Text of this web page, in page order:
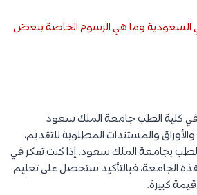
السعودية وما هي الرسوم الخاصة ببعض
كلية الطب جامعة الملك سعود
والمستندات المطلوبة للتقديم،
بجامعة الملك سعود. إذا كنت تفكر في
الجامعة، فبالتأكيد ستحصل على تعليم
كبيرة.